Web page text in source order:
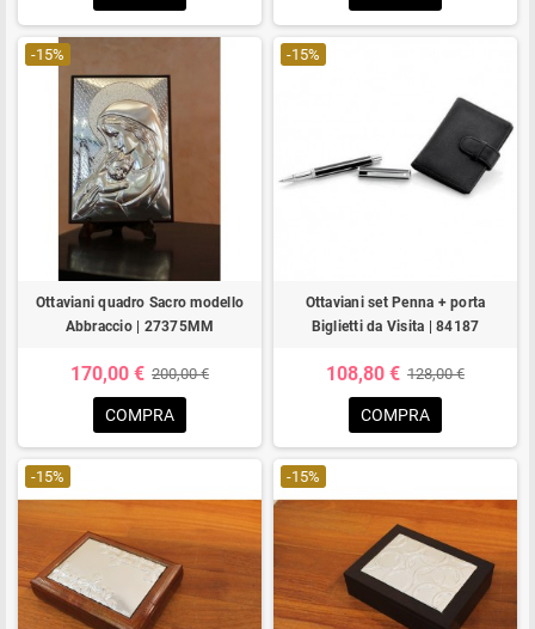
-15%
Ottaviani quadro Sacro modello
Abbraccio | 27375MM
170,00 € 200,00 €
COMPRA
-15%
Ottaviani set Penna + porta
Biglietti da Visita | 84187
108,80 € 128,00 €
COMPRA
-15% -15%